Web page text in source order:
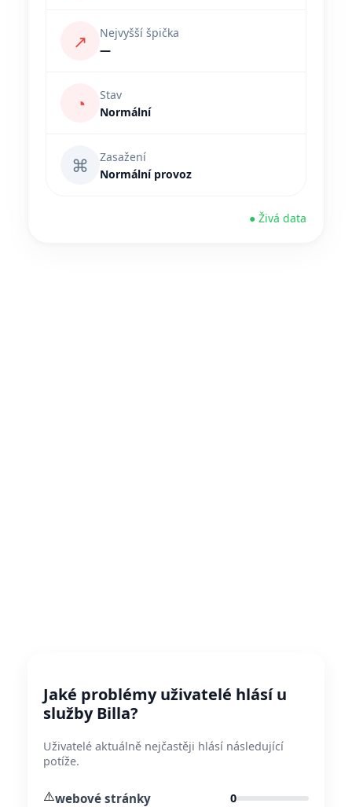
↗
Nejvyšší špička
—
◔
Stav
Normální
⌘
Zasažení
Normální provoz
● Živá data
Jaké problémy uživatelé hlásí u
služby Billa?
Uživatelé aktuálně nejčastěji hlásí následující
potíže.
⚠️webové stránky 0